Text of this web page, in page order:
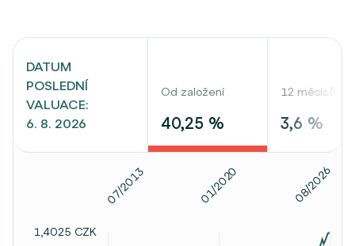
DATUM
POSLEDNÍ
VALUACE:
6. 8. 2026
Od založení
40,25 %
12 měsíců
3,6 %
07/2013 01/2020 08/2026
1,4025 CZK